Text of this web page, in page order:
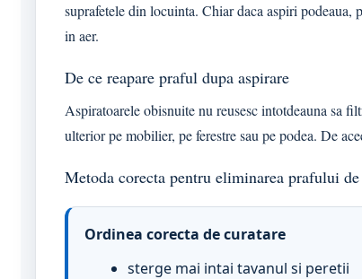
suprafetele din locuinta. Chiar daca aspiri podeaua,
in aer.
De ce reapare praful dupa aspirare
Aspiratoarele obisnuite nu reusesc intotdeauna sa
ulterior pe mobilier, pe ferestre sau pe podea. De
Metoda corecta pentru eliminarea prafului
Ordinea corecta de curatare
sterge mai intai tavanul si peretii